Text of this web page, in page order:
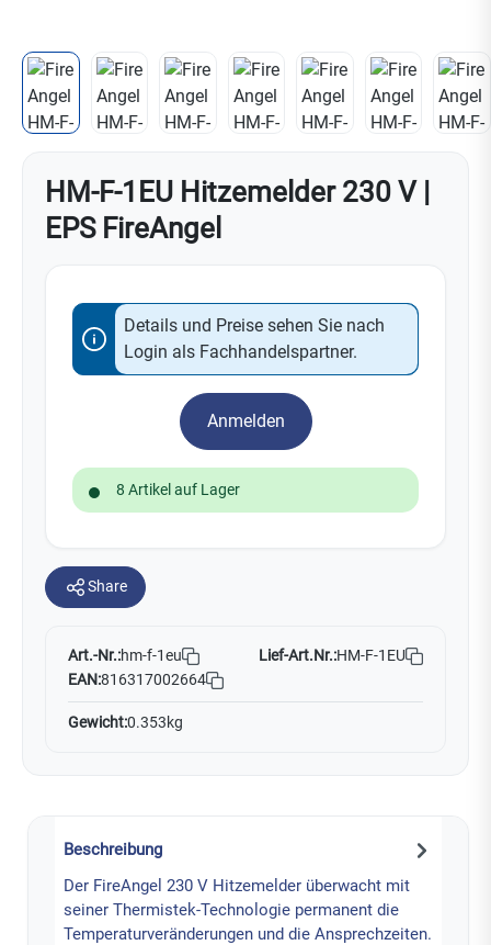
HM-F-1EU Hitzemelder 230 V |
EPS FireAngel
Details und Preise sehen Sie nach
Login als Fachhandelspartner.
Anmelden
8 Artikel auf Lager
Share
Art.-Nr.:hm-f-1eu Lief-Art.Nr.:HM-F-1EU
EAN:816317002664
Gewicht:0.353kg
Beschreibung
Der FireAngel 230 V Hitzemelder überwacht mit
seiner Thermistek-Technologie permanent die
Temperaturveränderungen und die Ansprechzeiten.